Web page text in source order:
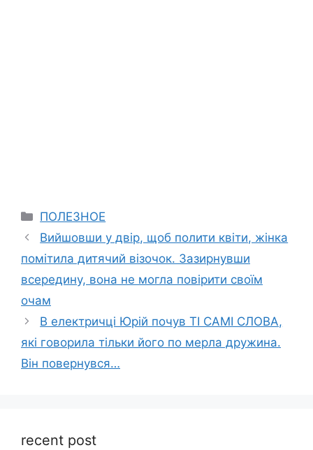
Categories
ПОЛЕЗНОЕ
Вийшовши у двір, щоб полити квіти, жінка
помітила дитячий візочок. Зазирнувши
всередину, вона не могла повірити своїм
очам
В електричці Юрій почув ТІ САМІ СЛОВА,
які говорила тільки його по мepла дружина.
Він повернувся…
recent post